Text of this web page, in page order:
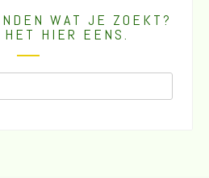
WAT JE ZOEKT?
HET HIER EENS.